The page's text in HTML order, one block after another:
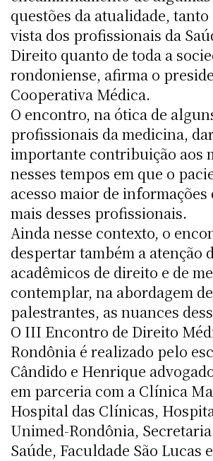
questões da atualidade,
vista dos profissionais da
Direito quanto de toda a
rondoniense, afirma o
Cooperativa Médica.
O encontro, na ótica de
profissionais da medicina,
importante contribuição aos
nesses tempos em que o
acesso maior de informações
mais desses profissionais.
Ainda nesse contexto, o
despertar também a atenção
acadêmicos de direito e de
contemplar, na abordagem
palestrantes, as nuances
O III Encontro de Direito
Rondônia é realizado pelo
Cândido e Henrique
em parceria com a Clínica
Hospital das Clínicas,
Unimed-Rondônia,
Saúde, Faculdade São Lucas